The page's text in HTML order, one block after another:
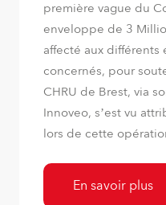
première vague du
enveloppe de 3
affecté aux différents
concernés, pour
CHRU de Brest, via
Innoveo, s’est vu
lors de cette
En savoir plus